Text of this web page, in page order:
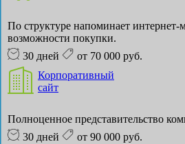
По структуре напоминает интернет-
возможности покупки.
30 дней
от 70 000 руб.
Корпоративный
сайт
Полноценное представительство
30 дней
от 90 000 руб.